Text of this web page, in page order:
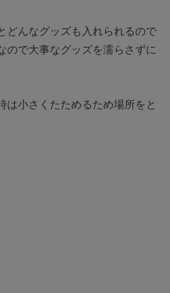
どんなグッズも入れられるので
ので大事なグッズを濡らさずに
は小さくたためるため場所をと